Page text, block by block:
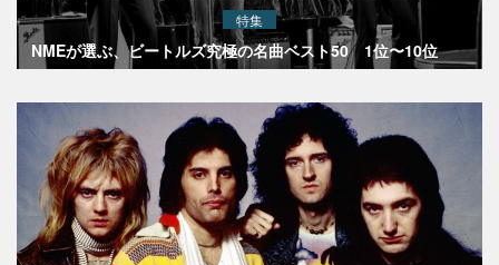
特集
NMEが選ぶ、ビートルズ究極の名曲ベスト50 1位〜10位